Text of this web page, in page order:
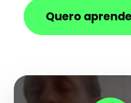
Quero